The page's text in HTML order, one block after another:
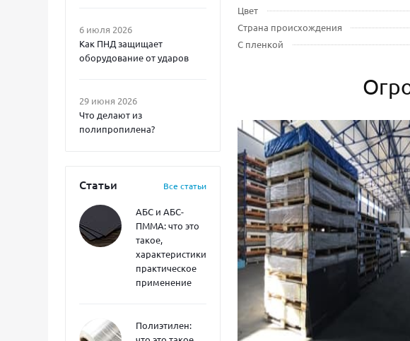
6 июля 2026
Как ПНД защищает
оборудование от ударов
29 июня 2026
Что делают из
полипропилена?
Статьи Все статьи
АБС и АБС-
ПММА: что это
такое,
характеристики,
практическое
применение
Полиэтилен:
Цвет
Страна происхождения
С пленкой